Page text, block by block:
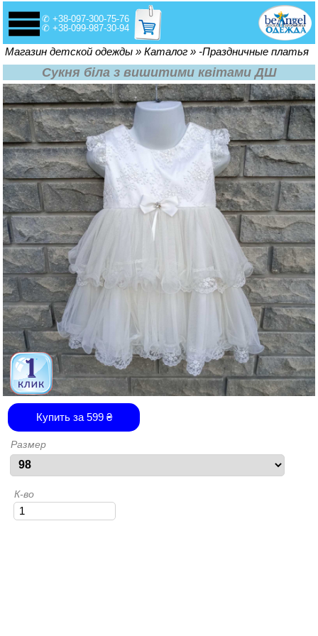
✆ +38-097-300-75-76
✆ +38-099-987-30-94
Вы здесь
Магазин детской одежды » Каталог » -Праздничные платья
Сукня біла з вишитими квітами ДШ
Купить за 599₴
Размер
К-во